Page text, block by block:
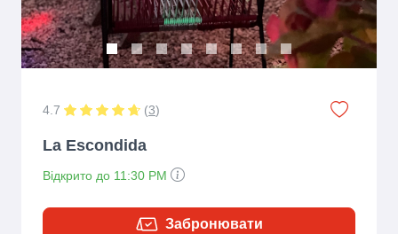
4.7 (3)
La Escondida
Відкрито до 11:30 PM
Забронювати